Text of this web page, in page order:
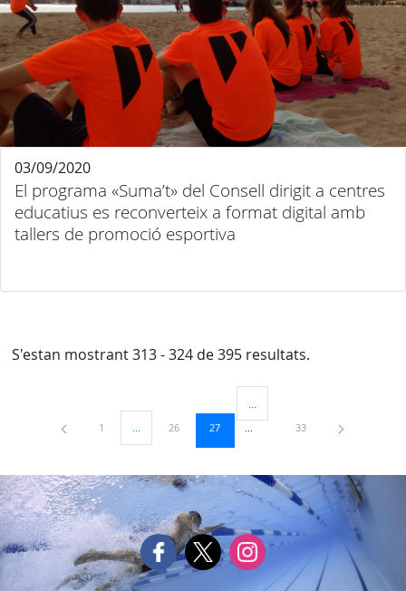
El programa «Suma’t» del Consell dirigit a centres
educatius es reconverteix a format digital amb
tallers de promoció esportiva
03/09/2020
S'estan mostrant 313 - 324 de 395 resultats.
Pàgina
1 ...Pàgines intermèdies Utilitzeu TAB per navegar.
Pàgina
26 Pàgina
27
Pàgines intermèdies Utilitzeu
Pàgina
33